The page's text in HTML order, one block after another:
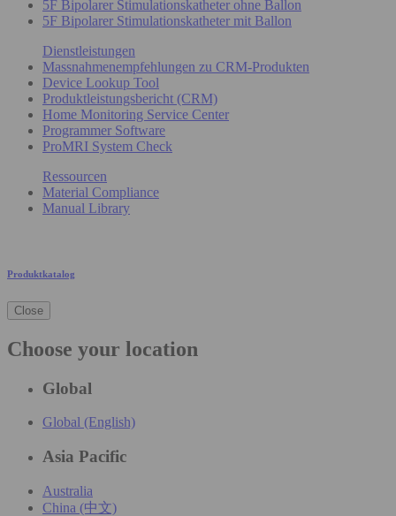
5F Bipolarer Stimulationskatheter ohne Ballon
5F Bipolarer Stimulationskatheter mit Ballon
Dienstleistungen
Massnahmenempfehlungen zu CRM-Produkten
Device Lookup Tool
Produktleistungsbericht (CRM)
Home Monitoring Service Center
Programmer Software
ProMRI System Check
Ressourcen
Material Compliance
Manual Library
Produktkatalog
Close
Choose your location
Global
Global (English)
Asia Pacific
Australia
China (中文)